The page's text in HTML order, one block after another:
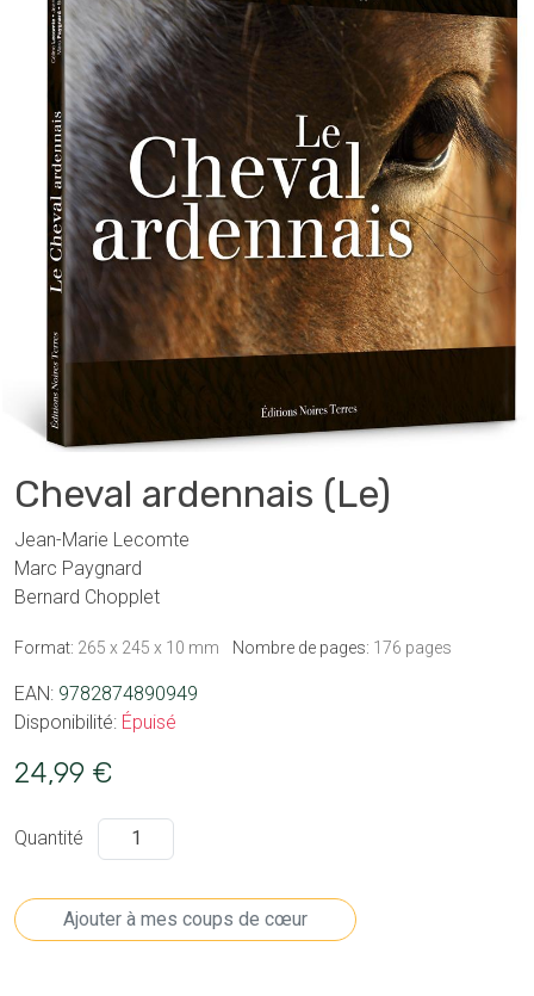
Cheval ardennais (Le)
Jean-Marie Lecomte
Marc Paygnard
Bernard Chopplet
Format: 265 x 245 x 10 mm Nombre de pages: 176 pages
EAN: 9782874890949
Disponibilité: Épuisé
24,99 €
Quantité